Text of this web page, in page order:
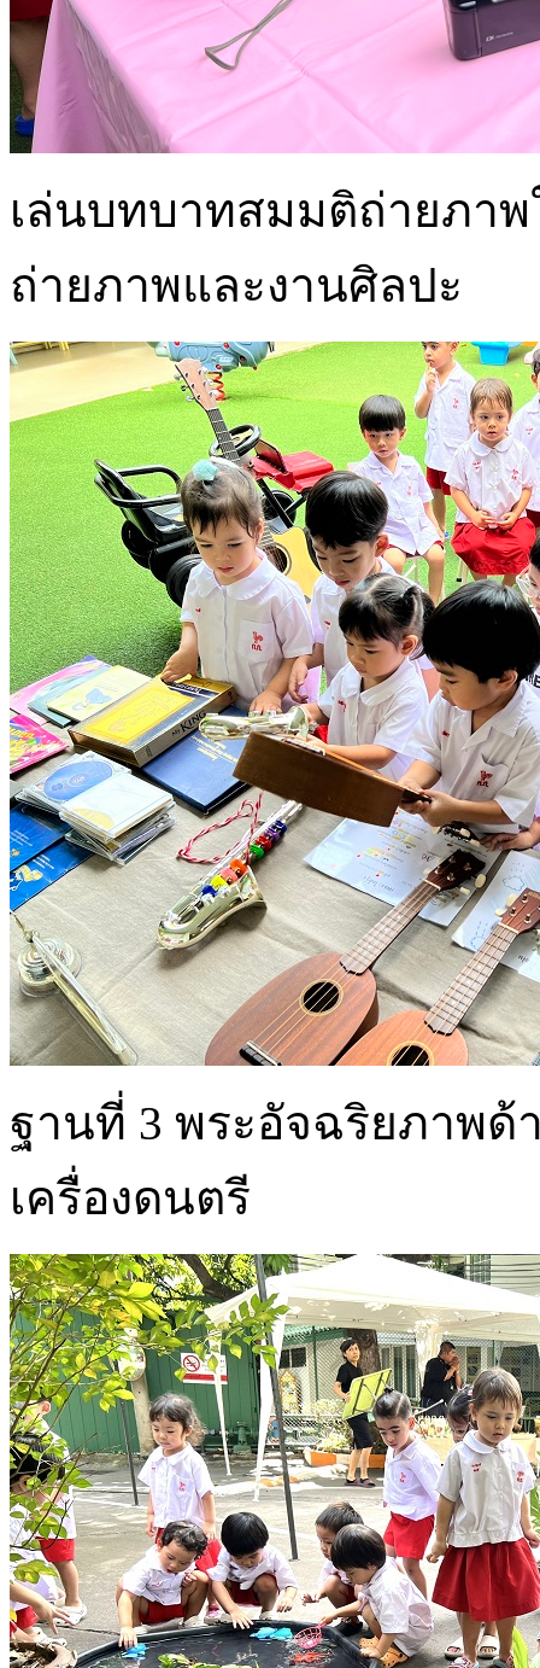
เล่นบทบาทสมมติถ่ายภา
ถ่ายภาพและงานศิลปะ
ฐานที่ 3 พระอัจฉริยภาพด้
เครื่องดนตรี